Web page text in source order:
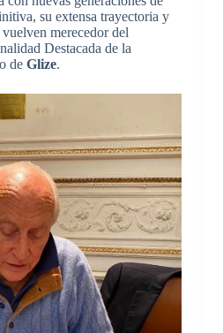
su extensa trayectoria y
merecedor del
Destacada de la
de Glize.